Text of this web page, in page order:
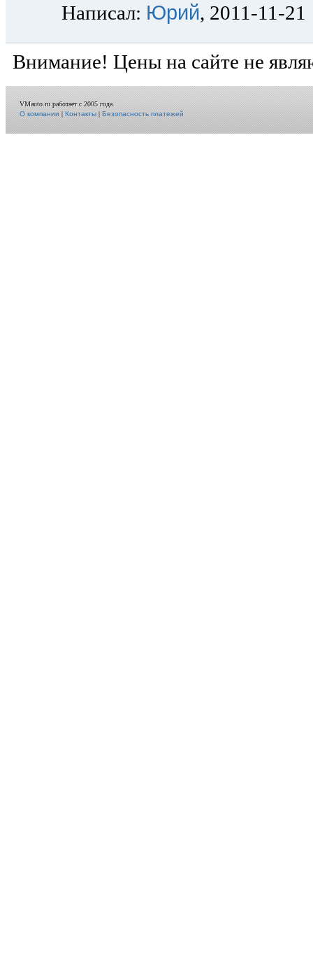
Написал: Юрий, 2011-11-21
Внимание! Цены на сайте не
VMauto.ru работает с 2005 года.
О компании|Контакты|Безопасность платежей